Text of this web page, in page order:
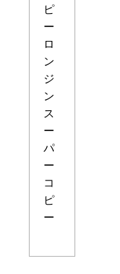
ピ
ー
ロ
ン
ジ
ン
ス
ー
パ
ー
コ
ピ
ー